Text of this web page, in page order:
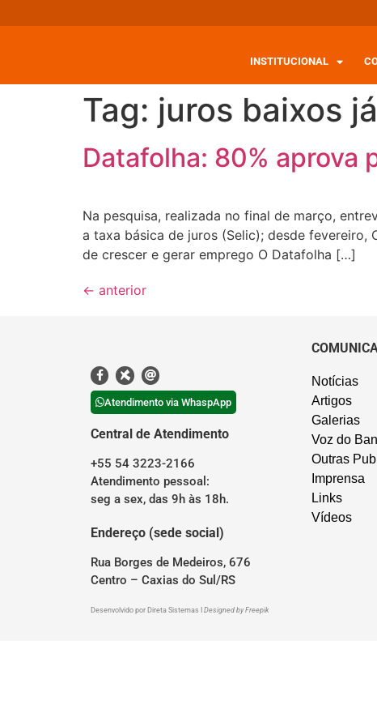
INSTITUCIONAL
Tag: juros baixos já
Datafolha: 80% aprova
Na pesquisa, realizada no final de março,
a taxa básica de juros (Selic); desde
de crescer e gerar emprego O Datafolha […]
← anterior
Atendimento via WhaspApp
Central de Atendimento
+55 54 3223-2166
Atendimento pessoal:
seg a sex, das 9h às 18h.
Endereço (sede social)
Rua Borges de Medeiros, 676
Centro – Caxias do Sul/RS
Desenvolvido por Direta Sistemas Designed by Freepik
Notícias
Artigos
Galerias
Voz do
Outras
Imprensa
Links
Vídeos